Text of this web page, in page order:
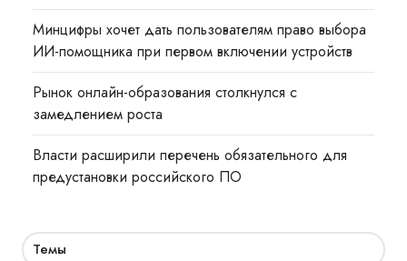
Минцифры хочет дать пользователям право выбора
ИИ-помощника при первом включении устройств
Рынок онлайн-образования столкнулся с
замедлением роста
Власти расширили перечень обязательного для
предустановки российского ПО
Темы